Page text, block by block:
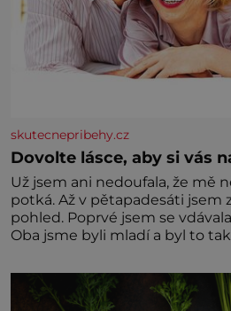
skutecnepribehy.cz
Dovolte lásce, aby si vás
Už jsem ani nedoufala, že mě
potká. Až v pětapadesáti jsem
pohled. Poprvé jsem se
Oba jsme byli mladí a byl to
zaopatřený mladý muž.
nesvědčilo, brzy jsme zjistili, že